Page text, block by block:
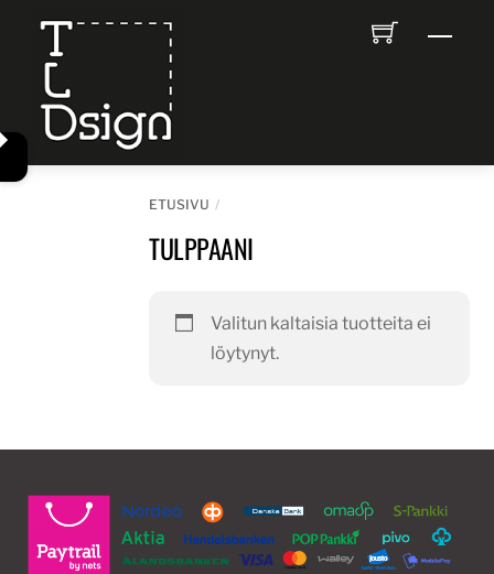
content
ETUSIVU
TULPPAANI
Valitun kaltaisia tuotteita ei
löytynyt.